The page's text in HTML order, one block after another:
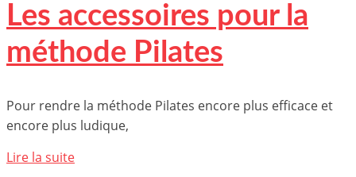
Les accessoires pour la
méthode Pilates
Pour rendre la méthode Pilates encore plus efficace et
encore plus ludique,
Lire la suite